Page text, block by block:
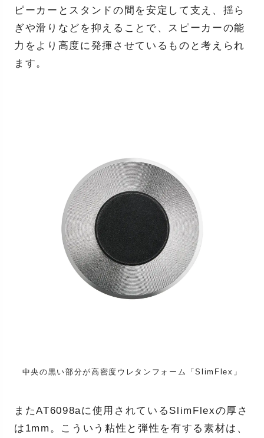
ピーカーとスタンドの間を安定して支え、揺ら
ぎや滑りなどを抑えることで、スピーカーの能
力をより高度に発揮させているものと考えられ
ます。
中央の黒い部分が高密度ウレタンフォーム「SlimFlex」
またAT6098aに使用されているSlimFlexの厚さ
は1mm。こういう粘性と弾性を有する素材は、